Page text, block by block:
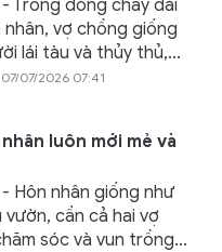
Trong dòng chảy dài
nhân, vợ chồng giống
lái tàu và thủy thủ,...
07/07/2026 07:41
luôn mới mẻ và
Hôn nhân giống như
vườn, cần cả hai vợ
sóc và vun trồng...